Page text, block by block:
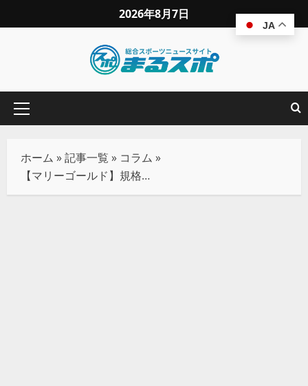
2026年8月7日
ホーム »記事一覧 » コラム »
【マリーゴールド】規格外のボジラにワールド王者Sareeeが敗戦！～新人ライター♯ミライの観戦レポ⑤～
JA